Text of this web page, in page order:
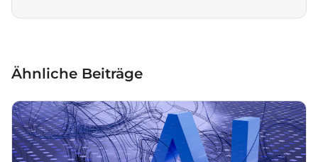
Ähnliche Beiträge